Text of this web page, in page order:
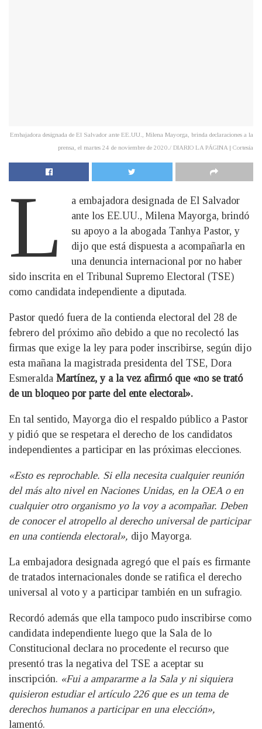
Embajadora designada de El Salvador ante EE.UU., Milena Mayorga, brinda declaraciones a la
prensa, el martes 24 de noviembre de 2020./ DIARIO LA PÁGINA | Cortesía
L
a embajadora designada de El Salvador
ante los EE.UU., Milena Mayorga, brindó
su apoyo a la abogada Tanhya Pastor, y
dijo que está dispuesta a acompañarla en
una denuncia internacional por no haber
sido inscrita en el Tribunal Supremo Electoral (TSE)
como candidata independiente a diputada.
Pastor quedó fuera de la contienda electoral del 28 de
febrero del próximo año debido a que no recolectó las
firmas que exige la ley para poder inscribirse, según dijo
esta mañana la magistrada presidenta del TSE, Dora
Esmeralda Martínez, y a la vez afirmó que «no se trató
de un bloqueo por parte del ente electoral».
En tal sentido, Mayorga dio el respaldo público a Pastor
y pidió que se respetara el derecho de los candidatos
independientes a participar en las próximas elecciones.
«Esto es reprochable. Si ella necesita cualquier reunión
del más alto nivel en Naciones Unidas, en la OEA o en
cualquier otro organismo yo la voy a acompañar. Deben
de conocer el atropello al derecho universal de participar
en una contienda electoral», dijo Mayorga.
La embajadora designada agregó que el país es firmante
de tratados internacionales donde se ratifica el derecho
universal al voto y a participar también en un sufragio.
Recordó además que ella tampoco pudo inscribirse como
candidata independiente luego que la Sala de lo
Constitucional declara no procedente el recurso que
presentó tras la negativa del TSE a aceptar su
inscripción. «Fui a ampararme a la Sala y ni siquiera
quisieron estudiar el artículo 226 que es un tema de
derechos humanos a participar en una elección»,
lamentó.